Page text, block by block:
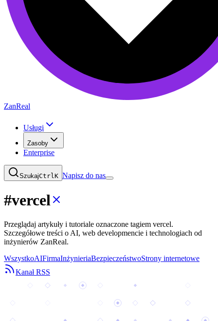
ZanReal
Usługi
Zasoby
Enterprise
SzukajCtrlK Napisz do nas
#vercel
Przeglądaj artykuły i tutoriale oznaczone tagiem vercel.
Szczegółowe treści o AI, web developmencie i technologiach od
inżynierów ZanReal.
WszystkoAIFirmaInżynieriaBezpieczeństwoStrony internetowe
Kanał RSS